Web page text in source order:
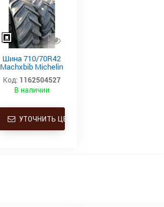
Шина 710/70R42
Machxbib Michelin
173d
Код: 1162504527
В наличии
УТОЧНИТЬ ЦЕНУ